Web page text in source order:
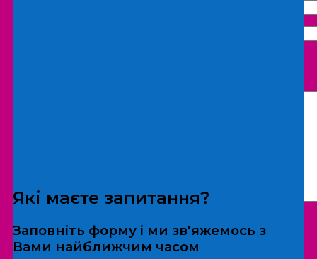
*Дані не передаються третім особам
Які маєте запитання?
Заповніть форму і ми зв'яжемось з
Вами найближчим часом